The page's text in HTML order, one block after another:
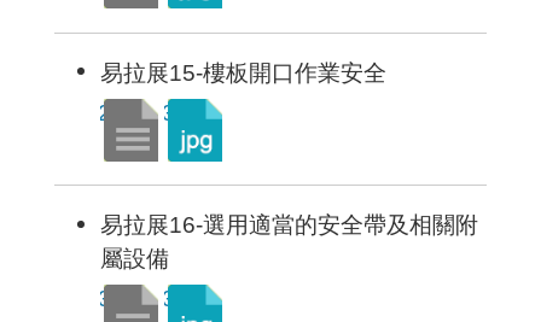
易拉展15-樓板開口作業安全
易拉展16-選用適當的安全帶及相關附
屬設備